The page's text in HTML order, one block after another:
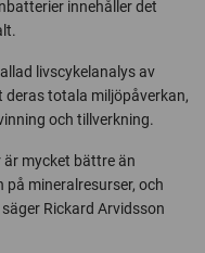
innehåller det
livscykelanalys av
totala miljöpåverkan,
och tillverkning.
mycket bättre än
mineralresurser, och
Rickard Arvidsson